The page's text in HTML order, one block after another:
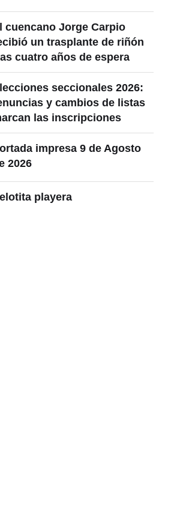
cuencano Jorge Carpio
un trasplante de riñón
cuatro años de espera
seccionales 2026:
y cambios de listas
las inscripciones
impresa 9 de Agosto
2026
playera